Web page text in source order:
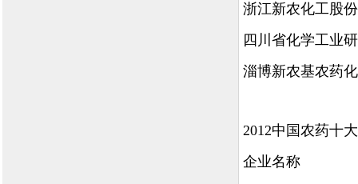
浙江新农化工股
四川省化学工业
淄博新农基农药
2012中国农药十
企业名称